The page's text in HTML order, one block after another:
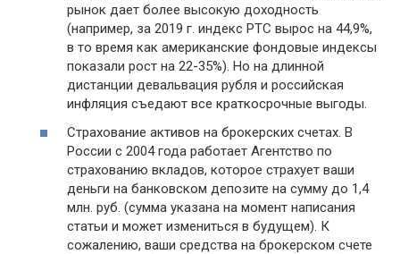
рынок дает более высокую доходность
(например, за 2019 г. индекс РТС вырос на 44,9%,
в то время как американские фондовые индексы
показали рост на 22-35%). Но на длинной
дистанции девальвация рубля и российская
инфляция съедают все краткосрочные выгоды.
Страхование активов на брокерских счетах. В
России с 2004 года работает Агентство по
страхованию вкладов, которое страхует ваши
деньги на банковском депозите на сумму до 1,4
млн. руб. (сумма указана на момент написания
статьи и может измениться в будущем). К
сожалению, ваши средства на брокерском счете